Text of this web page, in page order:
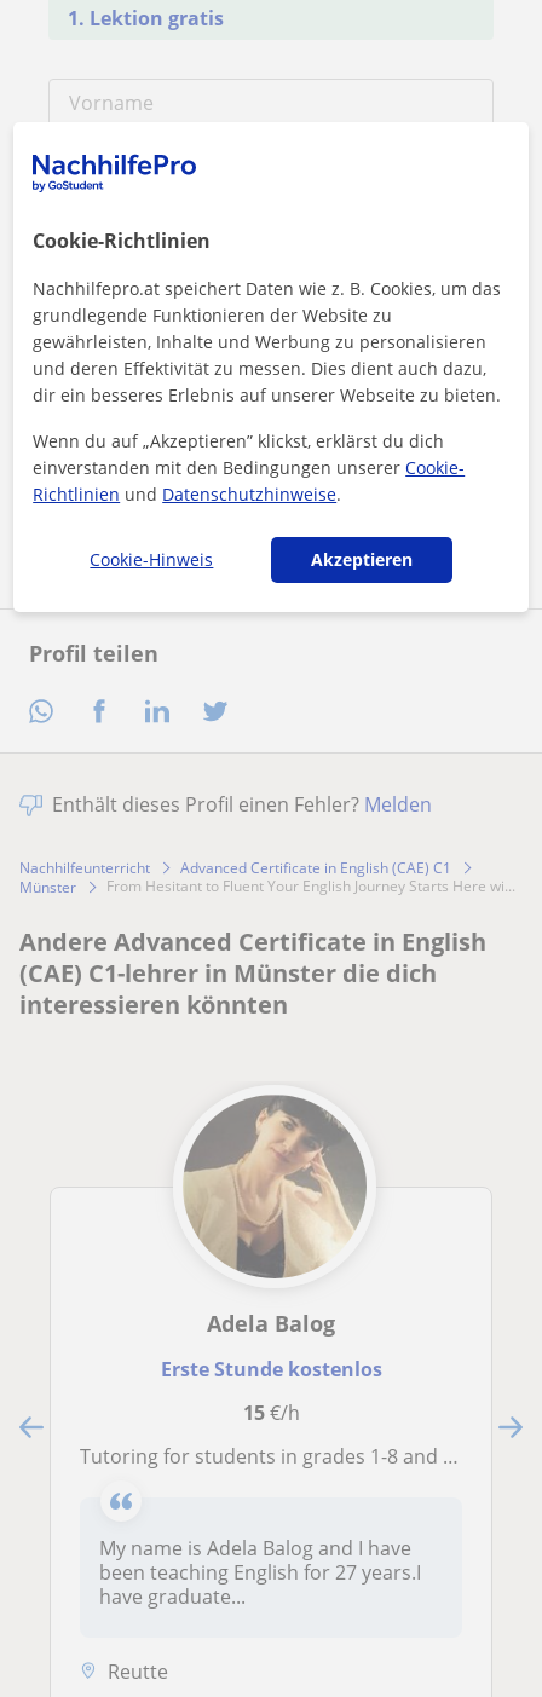
Profil teilen
1. Lektion gratis
Durch Klicken auf eine der beiden Schaltflächen stimmen Sie
Impressum und unserer Datenschutzerklärung
Enthält dieses Profil einen Fehler? Melden
Nachhilfeunterricht
Advanced Certificate in English (CAE) C1
Münster
From Hesitant to Fluent Your English Journey Starts Here wi...
Andere Advanced Certificate in English
(CAE) C1-lehrer in Münster die dich
interessieren könnten
Adela Balog
Erste Stunde kostenlos
15€/h
Tutoring for students in grades 1-8 and adult learners
My name is Adela Balog and I have
been teaching English for 27 years.I
have graduate...
Reutte
Cookie-Richtlinien
Nachhilfepro.at speichert Daten wie z. B. Cookies, um das
grundlegende Funktionieren der Website zu
gewährleisten, Inhalte und Werbung zu personalisieren
und deren Effektivität zu messen. Dies dient auch dazu,
dir ein besseres Erlebnis auf unserer Webseite zu bieten.
Wenn du auf „Akzeptieren” klickst, erklärst du dich
einverstanden mit den Bedingungen unsererCookie-
Richtlinien und Datenschutzhinweise.
Cookie-Hinweis Akzeptieren